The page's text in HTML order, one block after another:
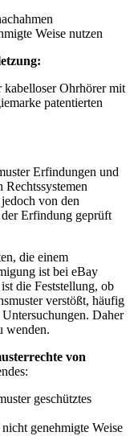
Weise nutzen
kabelloser Ohrhörer mit
patentierten
Erfindungen und
Rechtssystemen
von den
Erfindung geprüft
die einem
ist bei eBay
die Feststellung, ob
verstößt, häufig
Daher
wenden.
von
geschütztes
genehmigte Weise